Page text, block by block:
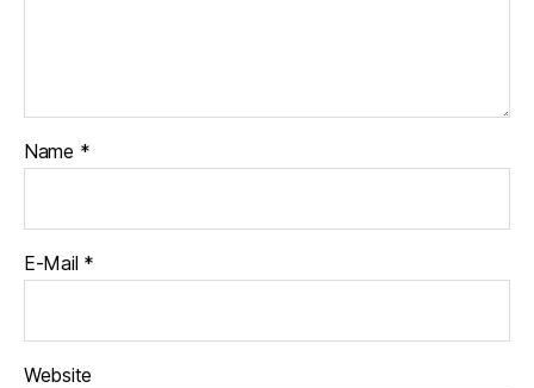
Name *
E-Mail *
Website